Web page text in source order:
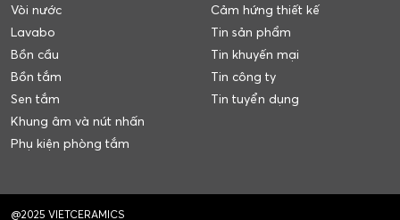
Vòi nước
Lavabo
Bồn cầu
Bồn tắm
Sen tắm
Khung âm và nút nhấn
Phụ kiện phòng tắm
Cảm hứng thiết kế
Tin sản phẩm
Tin khuyến mại
Tin công ty
Tin tuyển dụng
@2025 VIETCERAMICS